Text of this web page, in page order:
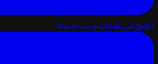
في علامة تبويب جديدة)